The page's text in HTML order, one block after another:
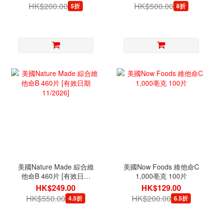
HK$200.00 5折
HK$500.00 8折
美國Nature Made 綜合維
他命B 460片 [有效日期
11/2026]
HK$249.00
HK$550.00 4.5折
美國Now Foods 維他命C
1,000亳克 100片
HK$129.00
HK$200.00 6.5折